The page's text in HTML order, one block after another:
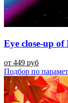
Eye close-up of
от 449 руб
Подбор по